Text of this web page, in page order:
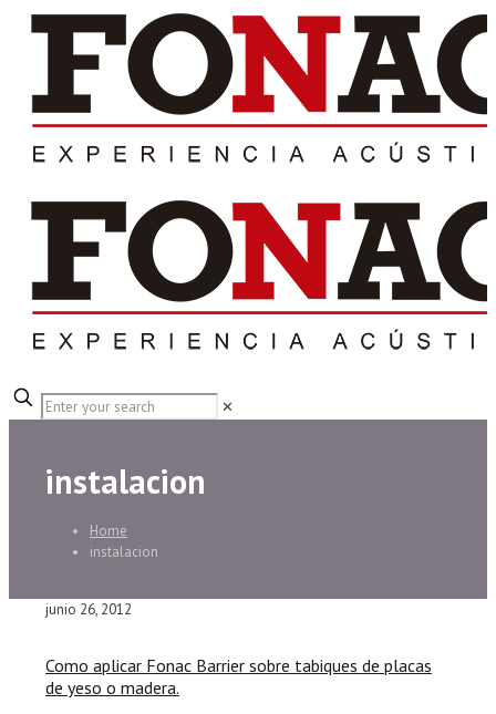
✕
instalacion
Home
instalacion
junio 26, 2012
Como aplicar Fonac Barrier sobre tabiques de placas
de yeso o madera.